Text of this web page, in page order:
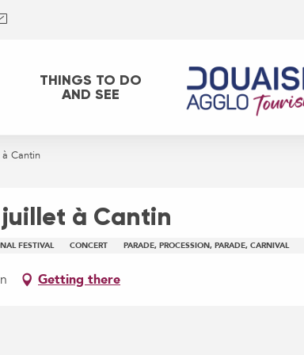
THINGS TO DO
AND SEE
Cantin
juillet à Cantin
FESTIVAL CONCERT PARADE, PROCESSION, PARADE, CARNIVAL
Getting there